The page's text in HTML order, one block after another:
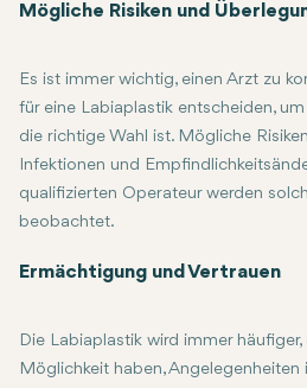
Mögliche Risiken und
Es ist immer wichtig, einen Arzt zu
für eine Labiaplastik entscheiden,
die richtige Wahl ist. Mögliche
Infektionen und
qualifizierten Operateur werden
beobachtet.
Ermächtigung und Vertrauen
Die Labiaplastik wird immer
Möglichkeit haben, Angelegenheiten